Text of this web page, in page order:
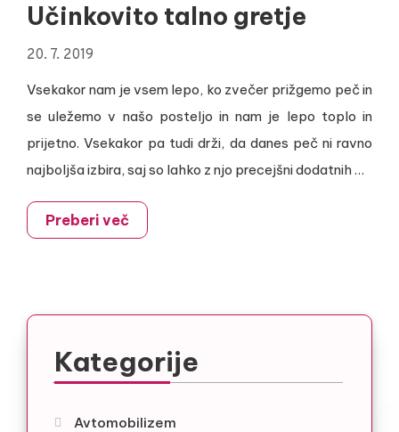
Učinkovito talno gretje
20. 7. 2019
Vsekakor nam je vsem lepo, ko zvečer prižgemo peč in
se uležemo v našo posteljo in nam je lepo toplo in
prijetno. Vsekakor pa tudi drži, da danes peč ni ravno
najboljša izbira, saj so lahko z njo precejšni dodatnih …
Preberi več
Kategorije
Avtomobilizem